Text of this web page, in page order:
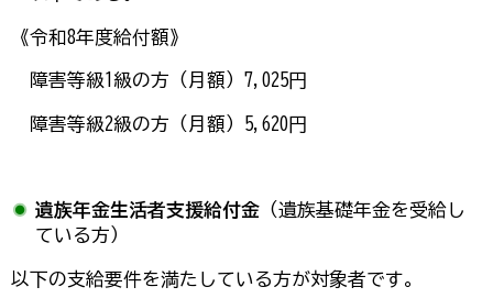
《令和8年度給付額》
障害等級1級の方（月額）7,025円
障害等級2級の方（月額）5,620円
遺族年金生活者支援給付金 （遺族基礎年金を受給し
ている方）
以下の支給要件を満たしている方が対象者です。